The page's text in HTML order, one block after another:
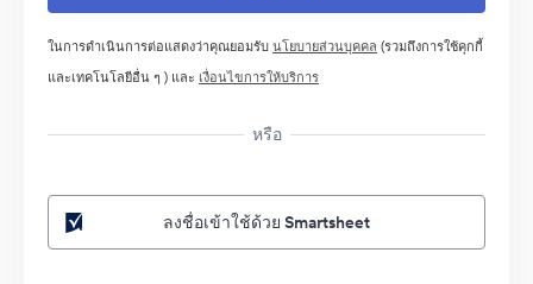
ในการดำเนินการต่อแสดงว่าคุณยอมรับนโยบายส่วนบุคคล (รวมถึงการใช้คุกกี้
และเทคโนโลยีอื่น ๆ ) และ เงื่อนไขการให้บริการ
หรือ
ลงชื่อเข้าใช้ด้วย Smartsheet